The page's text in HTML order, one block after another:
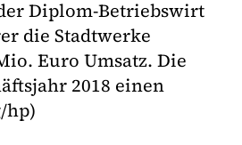
Diplom-Betriebswirt
die Stadtwerke
Euro Umsatz. Die
2018 einen
hp)